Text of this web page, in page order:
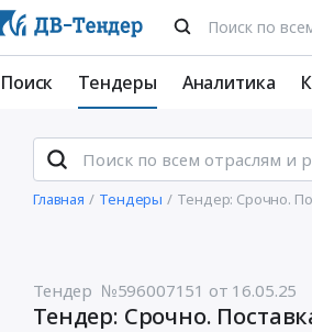
Поиск Тендеры Аналитика
Главная Тендеры Тендер: Срочно.
Тендер №596007151 от 16.05.25
Тендер: Срочно.